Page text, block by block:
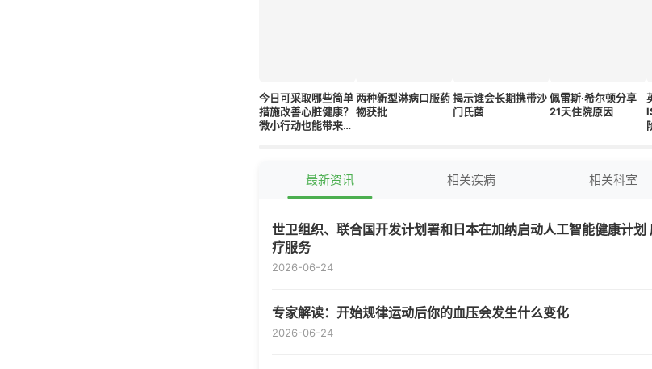
今日可采取哪些简单
措施改善心脏健康？
微小行动也能带来显
两种新型淋病口服药
物获批
揭示谁会长期携带沙
门氏菌
佩雷斯·希尔顿分享
21天住院原因
最新资讯 相关疾病 相关科室
世卫组织、联合国开发计划署和日本在加纳启动人工智能健康计
疗服务
2026-06-24
专家解读：开始规律运动后你的血压会发生什么变化
2026-06-24